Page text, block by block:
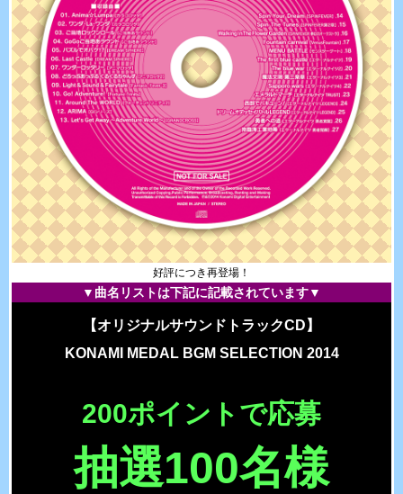
好評につき再登場！
▼曲名リストは下記に記載されています▼
【オリジナルサウンドトラックCD】
KONAMI MEDAL BGM SELECTION 2014
200ポイントで応募
抽選100名様